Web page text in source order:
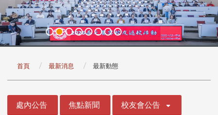
首頁 最新消息 最新動態
處內公告 焦點新聞 校友會公告